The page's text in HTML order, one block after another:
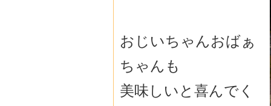
おじいちゃんおばぁ
ちゃんも
美味しいと喜んでく